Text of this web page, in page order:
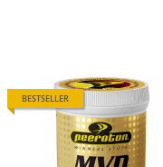
BESTSELLER